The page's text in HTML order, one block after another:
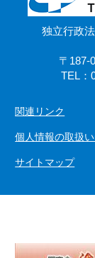
独立行政
〒187-
TEL：
関連リンク
個人情報の取扱
サイトマップ